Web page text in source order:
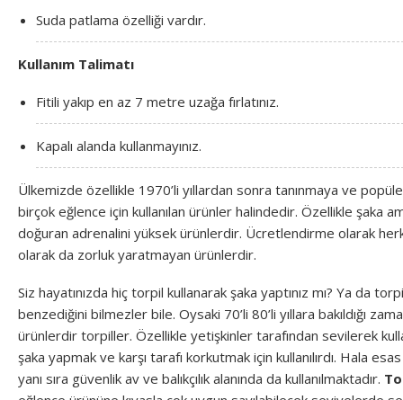
Suda patlama özelliği vardır.
Kullanım Talimatı
Fitili yakıp en az 7 metre uzağa fırlatınız.
Kapalı alanda kullanmayınız.
Ülkemizde özellikle 1970’li yıllardan sonra tanınmaya ve
birçok eğlence için kullanılan ürünler halindedir. Özellikle şaka
doğuran adrenalini yüksek ürünlerdir. Ücretlendirme olarak
olarak da zorluk yaratmayan ürünlerdir.
Siz hayatınızda hiç torpil kullanarak şaka yaptınız mı? Ya da
benzediğini bilmezler bile. Oysaki 70’li 80’li yıllara bakıldığı
ürünlerdir torpiller. Özellikle yetişkinler tarafından sevilerek
şaka yapmak ve karşı tarafı korkutmak için kullanılırdı. Hala
yanı sıra güvenlik av ve balıkçılık alanında da kullanılmaktadır.